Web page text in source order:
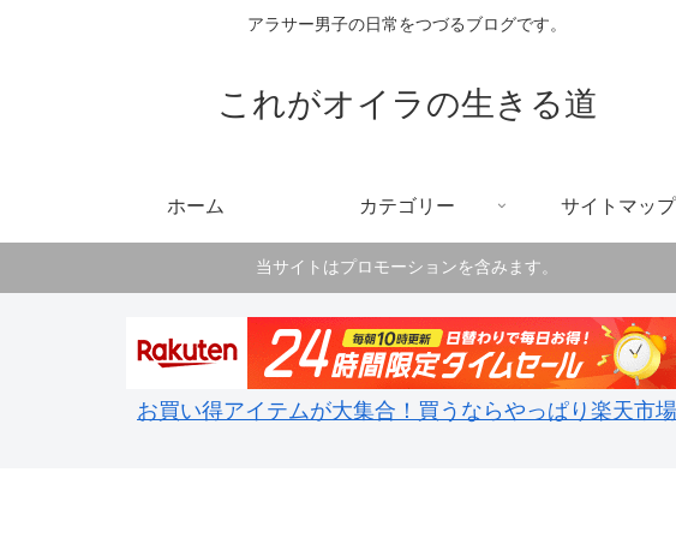
アラサー男子の日常をつづるブログです。
これがオイラの生きる道
ホーム カテゴリー サイトマップ
当サイトはプロモーションを含みます。
お買い得アイテムが大集合！買うならやっぱり楽天市場